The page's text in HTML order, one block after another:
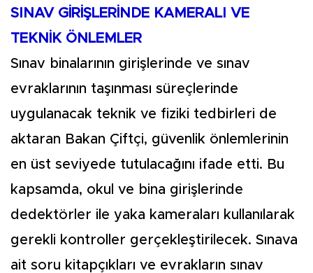
SINAV GİRİŞLERİNDE KAMERALI VE
TEKNİK ÖNLEMLER
Sınav binalarının girişlerinde ve sınav
evraklarının taşınması süreçlerinde
uygulanacak teknik ve fiziki tedbirleri de
aktaran Bakan Çiftçi, güvenlik önlemlerinin
en üst seviyede tutulacağını ifade etti. Bu
kapsamda, okul ve bina girişlerinde
dedektörler ile yaka kameraları kullanılarak
gerekli kontroller gerçekleştirilecek. Sınava
ait soru kitapçıkları ve evrakların sınav